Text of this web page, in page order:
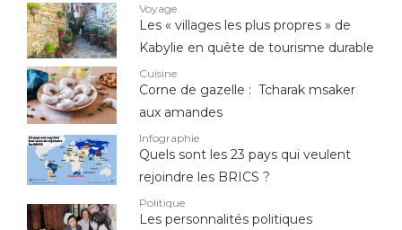
Voyage
Les « villages les plus propres » de
Kabylie en quête de tourisme durable
Cuisine
Corne de gazelle : Tcharak msaker
aux amandes
Infographie
Quels sont les 23 pays qui veulent
rejoindre les BRICS ?
Politique
Les personnalités politiques